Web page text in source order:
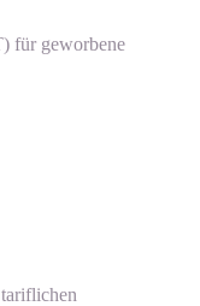
für geworbene